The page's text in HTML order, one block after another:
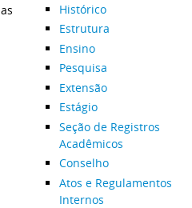
Histórico
Estrutura
Ensino
Pesquisa
Extensão
Estágio
Seção de Registros
Acadêmicos
Conselho
Atos e Regulamentos
Internos